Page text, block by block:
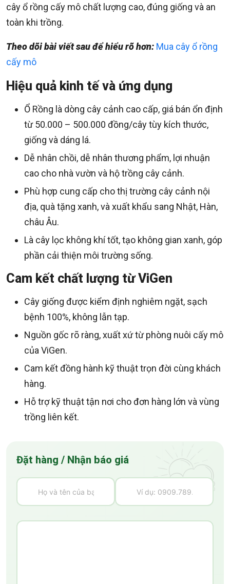
cây ổ rồng cấy mô chất lượng cao, đúng giống và an
toàn khi trồng.
Theo dõi bài viết sau để hiểu rõ hơn: Mua cây ổ rồng
cấy mô
Hiệu quả kinh tế và ứng dụng
Ổ Rồng là dòng cây cảnh cao cấp, giá bán ổn định
từ 50.000 – 500.000 đồng/cây tùy kích thước,
giống và dáng lá.
Dễ nhân chồi, dễ nhân thương phẩm, lợi nhuận
cao cho nhà vườn và hộ trồng cây cảnh.
Phù hợp cung cấp cho thị trường cây cảnh nội
địa, quà tặng xanh, và xuất khẩu sang Nhật, Hàn,
châu Âu.
Là cây lọc không khí tốt, tạo không gian xanh, góp
phần cải thiện môi trường sống.
Cam kết chất lượng từ ViGen
Cây giống được kiểm định nghiêm ngặt, sạch
bệnh 100%, không lẫn tạp.
Nguồn gốc rõ ràng, xuất xứ từ phòng nuôi cấy mô
của ViGen.
Cam kết đồng hành kỹ thuật trọn đời cùng khách
hàng.
Hỗ trợ kỹ thuật tận nơi cho đơn hàng lớn và vùng
trồng liên kết.
Đặt hàng / Nhận báo giá